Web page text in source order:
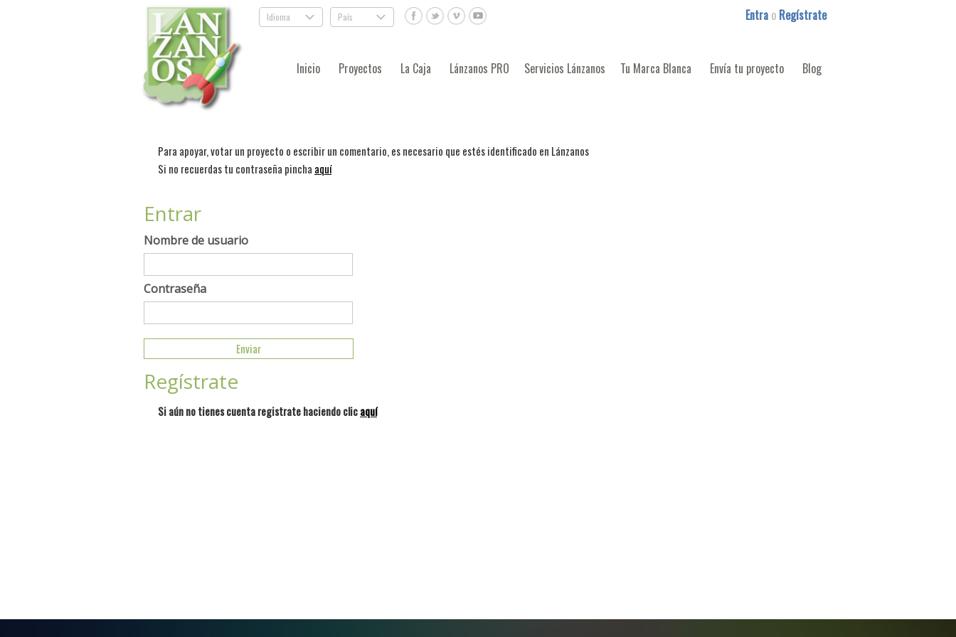
Idioma . País . Entra o Regístrate
Inicio Proyectos La Caja Lánzanos PRO Servicios Lánzanos Tu Marca Blanca Envía tu proyecto Blog
Para apoyar, votar un proyecto o escribir un comentario, es necesario que estés identificado en Lánzanos
Si no recuerdas tu contraseña pincha aquí
Entrar
Nombre de usuario
Contraseña
Regístrate
Si aún no tienes cuenta registrate haciendo clicaquí